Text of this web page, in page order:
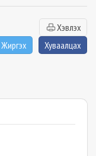
Хэвлэх
Жиргэх
Хуваалцах